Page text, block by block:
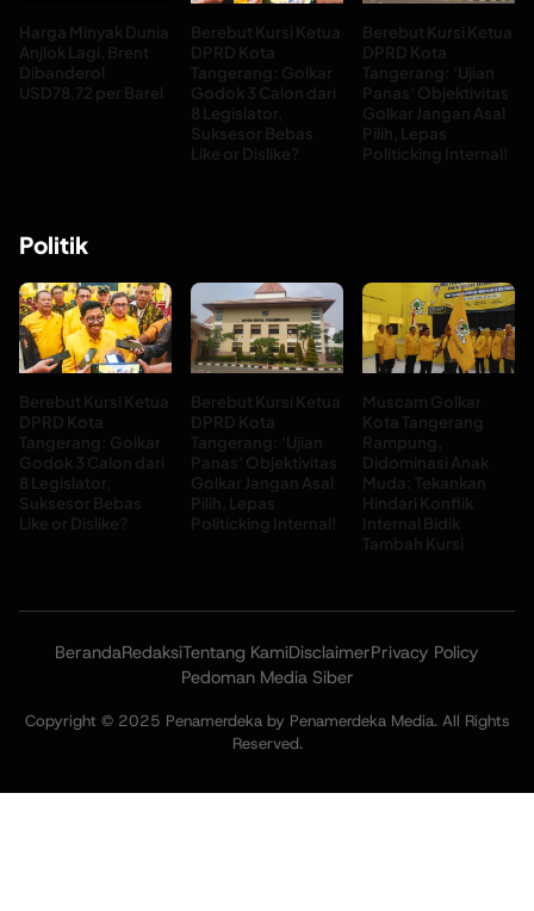
Harga Minyak Dunia
Anjlok Lagi, Brent
Dibanderol
USD78,72 per Barel
Berebut Kursi Ketua
DPRD Kota
Tangerang: Golkar
Godok 3 Calon dari
8 Legislator,
Suksesor Bebas
Like or Dislike?
Berebut Kursi Ketua
DPRD Kota
Tangerang: ‘Ujian
Panas’ Objektivitas
Golkar Jangan Asal
Pilih, Lepas
Politicking Internal!
Politik
Berebut Kursi Ketua
DPRD Kota
Tangerang: Golkar
Godok 3 Calon dari
8 Legislator,
Suksesor Bebas
Like or Dislike?
Berebut Kursi Ketua
DPRD Kota
Tangerang: ‘Ujian
Panas’ Objektivitas
Golkar Jangan Asal
Pilih, Lepas
Politicking Internal!
Muscam Golkar
Kota Tangerang
Rampung,
Didominasi Anak
Muda: Tekankan
Hindari Konflik
Internal Bidik
Tambah Kursi
BerandaRedaksiTentang KamiDisclaimerPrivacy Policy
Pedoman Media Siber
Copyright © 2025 Penamerdeka by Penamerdeka Media. All Rights
Reserved.